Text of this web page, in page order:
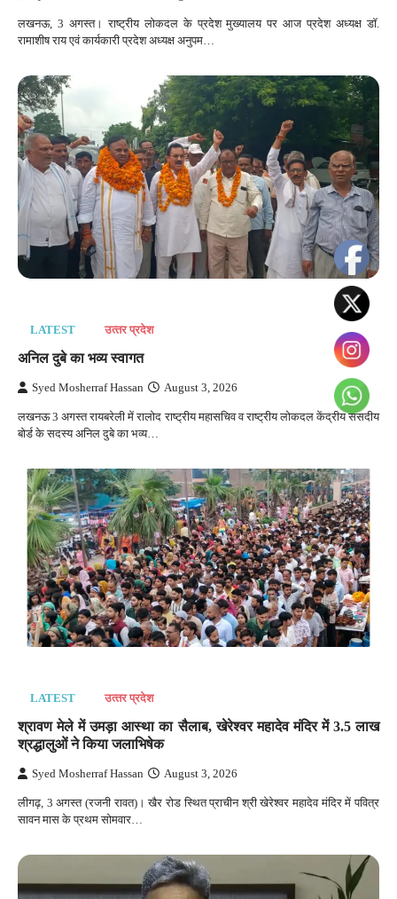
लखनऊ, 3 अगस्त। राष्ट्रीय लोकदल के प्रदेश मुख्यालय पर आज प्रदेश अध्यक्ष डॉ.
रामाशीष राय एवं कार्यकारी प्रदेश अध्यक्ष अनुपम…
LATEST उत्‍तर प्रदेश
अनिल दुबे का भव्य स्वागत
Syed Mosherraf Hassan August 3, 2026
लखनऊ 3 अगस्त रायबरेली में रालोद राष्ट्रीय महासचिव व राष्ट्रीय लोकदल केंद्रीय संसदीय
बोर्ड के सदस्य अनिल दुबे का भव्य…
LATEST उत्‍तर प्रदेश
श्रावण मेले में उमड़ा आस्था का सैलाब, खेरेश्वर महादेव मंदिर में 3.5 लाख
श्रद्धालुओं ने किया जलाभिषेक
Syed Mosherraf Hassan August 3, 2026
लीगढ़, 3 अगस्त (रजनी रावत)। खैर रोड स्थित प्राचीन श्री खेरेश्वर महादेव मंदिर में पवित्र
सावन मास के प्रथम सोमवार…